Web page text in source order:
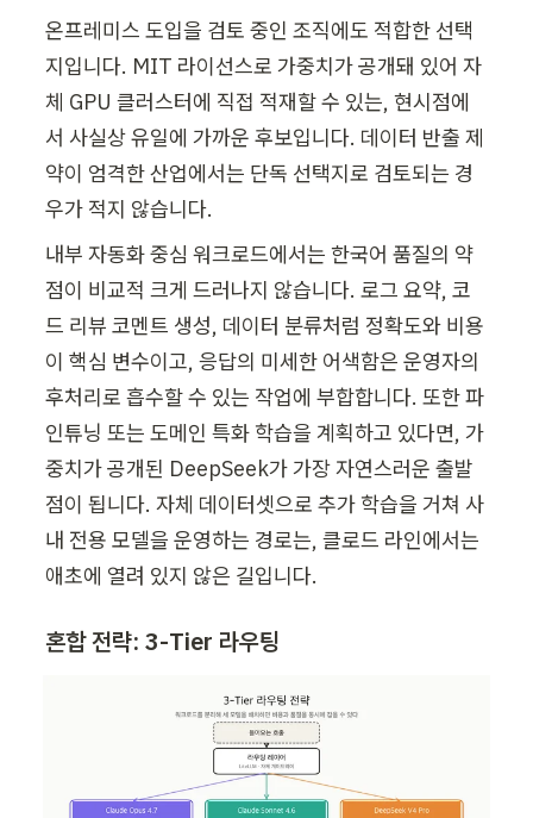
온프레미스 도입을 검토 중인 조직에도 적합한 선택
지입니다. MIT 라이선스로 가중치가 공개돼 있어 자
체 GPU 클러스터에 직접 적재할 수 있는, 현시점에
서 사실상 유일에 가까운 후보입니다. 데이터 반출 제
약이 엄격한 산업에서는 단독 선택지로 검토되는 경
우가 적지 않습니다.
내부 자동화 중심 워크로드에서는 한국어 품질의 약
점이 비교적 크게 드러나지 않습니다. 로그 요약, 코
드 리뷰 코멘트 생성, 데이터 분류처럼 정확도와 비용
이 핵심 변수이고, 응답의 미세한 어색함은 운영자의
후처리로 흡수할 수 있는 작업에 부합합니다. 또한 파
인튜닝 또는 도메인 특화 학습을 계획하고 있다면, 가
중치가 공개된 DeepSeek가 가장 자연스러운 출발
점이 됩니다. 자체 데이터셋으로 추가 학습을 거쳐 사
내 전용 모델을 운영하는 경로는, 클로드 라인에서는
애초에 열려 있지 않은 길입니다.
혼합 전략: 3-Tier 라우팅